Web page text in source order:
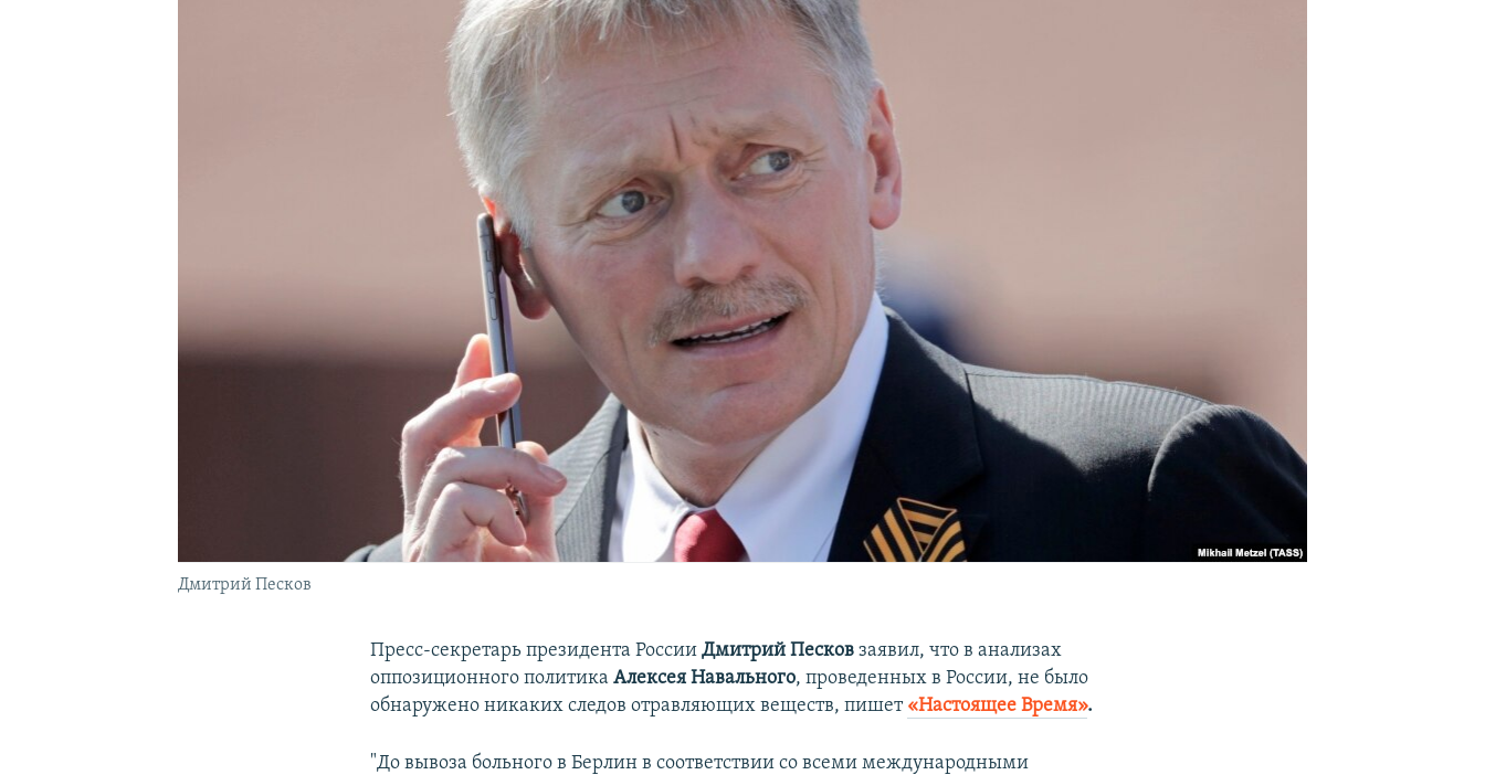
Дмитрий Песков
Пресс-секретарь президента РоссииДмитрий Песков заявил, что в анализах
оппозиционного политикаАлексея Навального, проведенных в России, не было
обнаружено никаких следов отравляющих веществ, пишет «Настоящее Время».
"До вывоза больного в Берлин в соответствии со всеми международными